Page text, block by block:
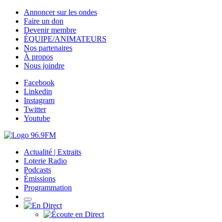
Annoncer sur les ondes
Faire un don
Devenir membre
ÉQUIPE/ANIMATEURS
Nos partenaires
À propos
Nous joindre
Facebook
Linkedin
Instagram
Twitter
Youtube
Actualité | Extraits
Loterie Radio
Podcasts
Émissions
Programmation